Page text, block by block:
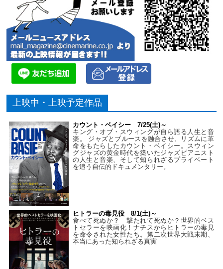
上映中・上映予定作品
カウント・ベイシー 7/25(土)～
キング・オブ・スウィングが自ら語る人生と音
楽。 ジャズとブルースを融合させ、リズムに革
命をもたらしたカウント・ベイシー。スウィン
グジャズの黄金時代を築いたジャズピアニスト
の人生と音楽、そして知られざるプライベート
を追う自伝的ドキュメンタリー。
ヒトラーの毒見役 8/1(土)～
食べて死ぬか？ 撃たれて死ぬか？世界的ベス
トセラーを映画化！ナチスからヒトラーの毒見
を命令された女性たち。第二次世界大戦末期、
本当にあった知られざる真実